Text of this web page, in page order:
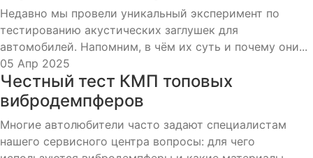
Недавно мы провели уникальный эксперимент по
тестированию акустических заглушек для
автомобилей. Напомним, в чём их суть и почему они...
05 Апр 2025
Честный тест КМП топовых
вибродемпферов
Многие автолюбители часто задают специалистам
нашего сервисного центра вопросы: для чего